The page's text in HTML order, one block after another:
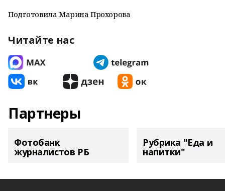
Подготовила Марина Прохорова
Читайте нас
Партнеры
Фотобанк
журналистов РБ
Рубрика "Еда и
напитки"